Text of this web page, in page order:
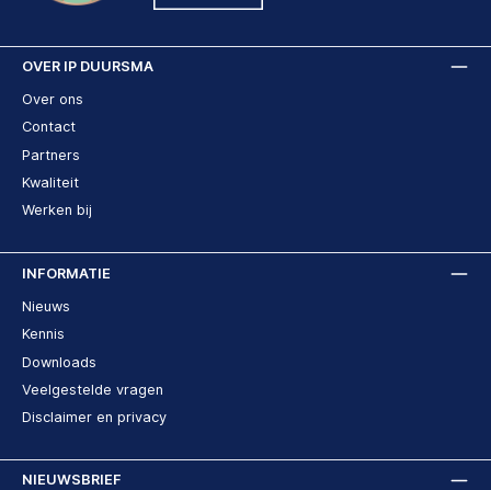
OVER IP DUURSMA
Over ons
Contact
Partners
Kwaliteit
Werken bij
INFORMATIE
Nieuws
Kennis
Downloads
Veelgestelde vragen
Disclaimer en privacy
NIEUWSBRIEF